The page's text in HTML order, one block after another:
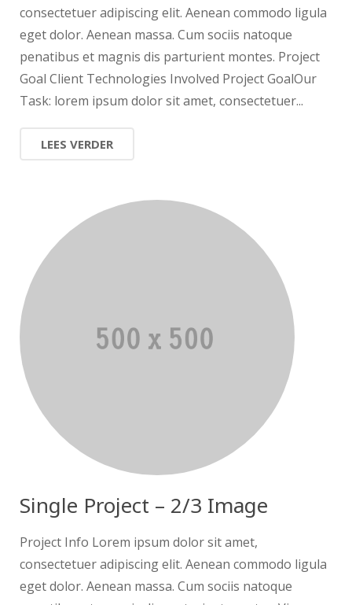
consectetuer adipiscing elit. Aenean commodo ligula
eget dolor. Aenean massa. Cum sociis natoque
penatibus et magnis dis parturient montes. Project
Goal Client Technologies Involved Project GoalOur
Task: lorem ipsum dolor sit amet, consectetuer...
LEES VERDER
Single Project – 2/3 Image
Project Info Lorem ipsum dolor sit amet,
consectetuer adipiscing elit. Aenean commodo ligula
eget dolor. Aenean massa. Cum sociis natoque